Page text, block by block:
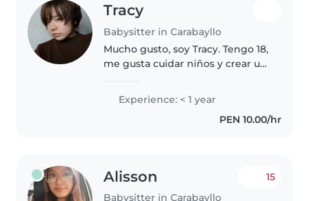
Tracy
Babysitter in Carabayllo
Mucho gusto, soy Tracy. Tengo 18,
me gusta cuidar niños y crear un
feliz de poder trabajar con
Experience: < 1 year
PEN 10.00/hr
Alisson
Babysitter in Carabayllo
15